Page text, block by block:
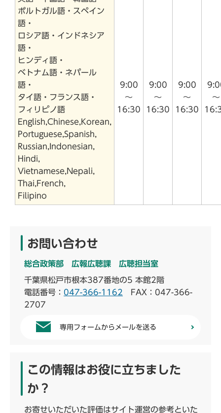
ポルトガル語・スペイン
語・
ロシア語・インドネシア
語・
ヒンディ語・
ベトナム語・ネパール
語・
タイ語・フランス語・
フィリピノ語
English,Chinese,Korean,
Portuguese,Spanish,
Russian,Indonesian,
Hindi,
Vietnamese,Nepali,
Thai,French,
Filipino
9:00
～
16:30
9:00
～
16:30
9:00
～
16:30
～
お問い合わせ
総合政策部 広報広聴課 広聴担当室
千葉県松戸市根本387番地の5 本館2階
電話番号： 047-366-1162 FAX：047-366-
2707
専用フォームからメールを送る
この情報はお役に立ちました
か？
お寄せいただいた評価はサイト運営の参考といた